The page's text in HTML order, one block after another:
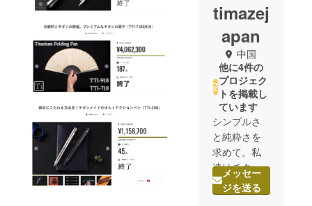
timazej
apan
中国
他に4件の
プロジェク
トを掲載し
ています
シンプルさ
と純粋さを
求めて。私
達はチタン
素材の特性
に見合った
メッセー
ジを送る